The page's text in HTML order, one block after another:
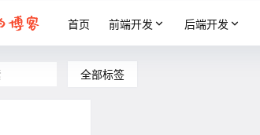
首页 前端开发 后端开发
全部标签